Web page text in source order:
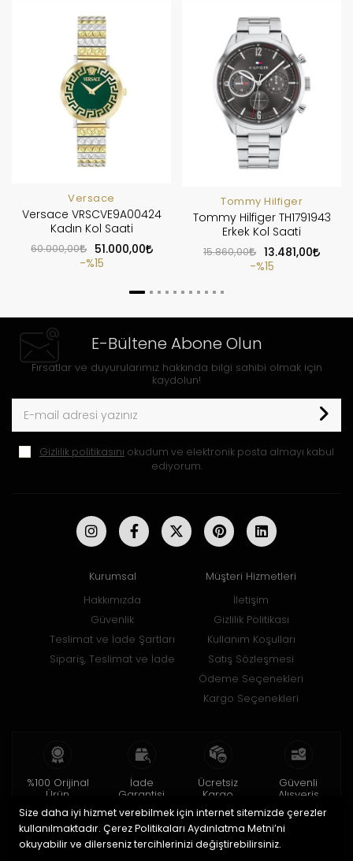
Versace
Versace VRSCVE9A00424
Kadın Kol Saati
60.000,00
51.000,00
%15
Tommy Hilfiger
Tommy Hilfiger TH1791943
Erkek Kol Saati
15.860,00
13.481,00
%15
E-Bültene Abone Olun
Fırsatlar ve duyurularımız hakkında bilgi sahibi olmak için
kaydolun!
Gizlilik politikasını okudum ve elektronik posta almayı kabul
ediyorum.
Kurumsal
Hakkımızda
Güvenlik
Teslimat ve İade Şartları
Sipariş, Teslimat ve İade
Müşteri Hizmetleri
İletişim
Gizlilik Politikası
Kullanım Koşulları
Satış Sözleşmesi
Ödeme Seçenekleri
Kargo Seçenekleri
%100 Orijinal
Ürün
2 yıl garanti
İade
Garantisi
15 gün içinde
iade
Ücretsiz
Kargo
150 TL ve üzeri
Güvenli
Alışveriş
256bit SSL ile
Size daha iyi hizmet verebilmek için internet sitemizde çerezler
kullanılmaktadır. Çerez Politikaları Aydınlatma Metni’ni
okuyabilir ve dilerseniz tercihlerinizi değiştirebilirsiniz.